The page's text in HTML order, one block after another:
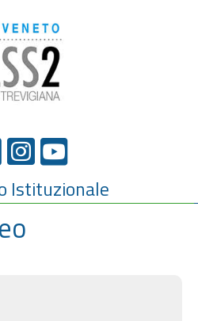
Istituzionale